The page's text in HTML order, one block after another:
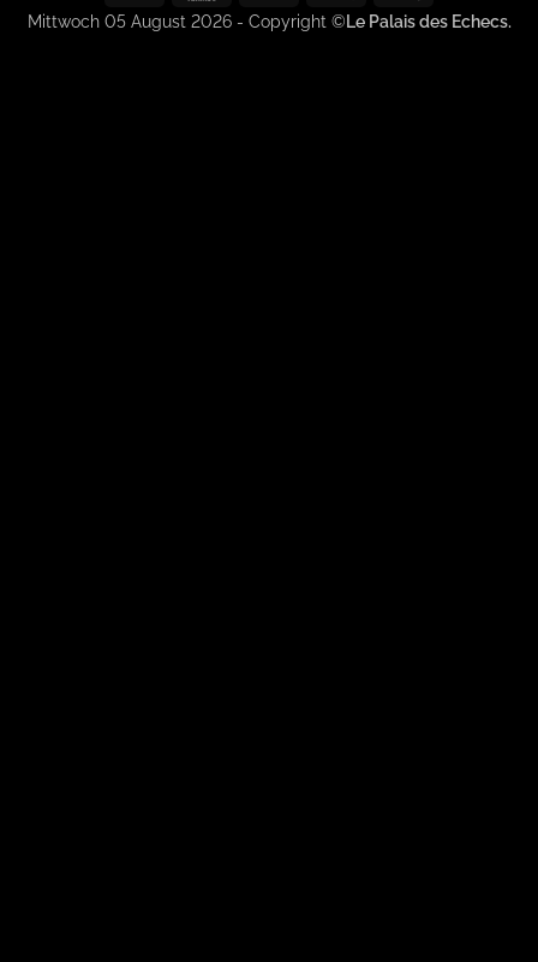
2
Pay
Pay
Mittwoch 05 August 2026 - Copyright ©Le Palais des Echecs.